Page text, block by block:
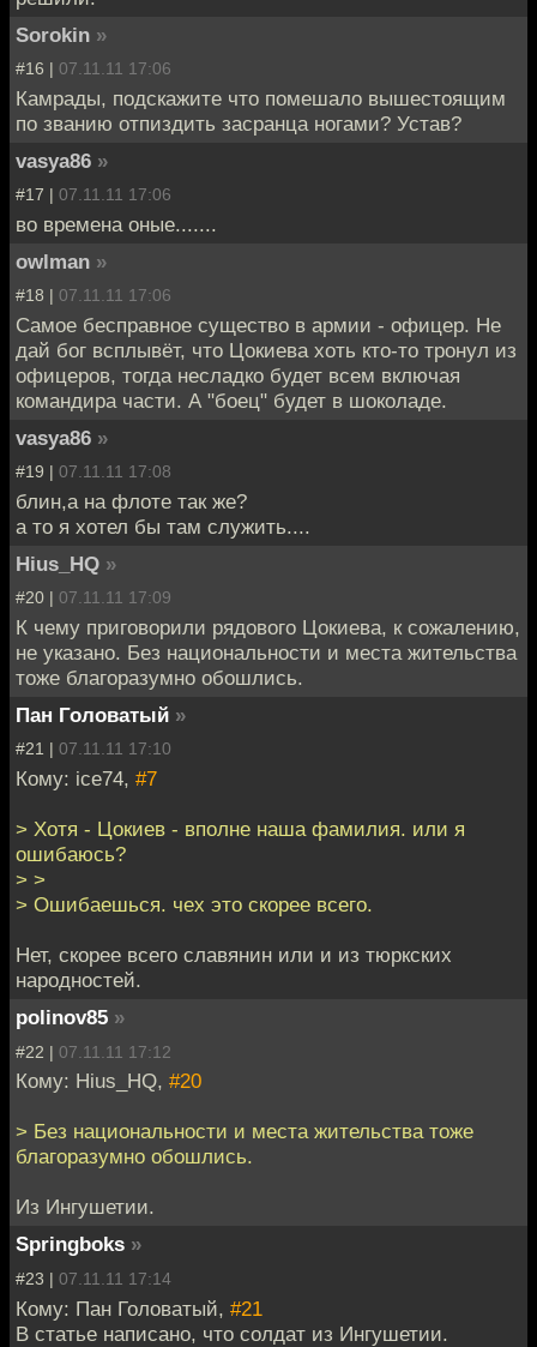
Sorokin »
#16 | 07.11.11 17:06
Камрады, подскажите что помешало вышестоящим
по званию отпиздить засранца ногами? Устав?
vasya86 »
#17 | 07.11.11 17:06
во времена оные.......
owlman »
#18 | 07.11.11 17:06
Самое бесправное существо в армии - офицер. Не
дай бог всплывёт, что Цокиева хоть кто-то тронул из
офицеров, тогда несладко будет всем включая
командира части. А "боец" будет в шоколаде.
vasya86 »
#19 | 07.11.11 17:08
блин,а на флоте так же?
а то я хотел бы там служить....
Hius_HQ »
#20 | 07.11.11 17:09
К чему приговорили рядового Цокиева, к сожалению,
не указано. Без национальности и места жительства
тоже благоразумно обошлись.
Пан Головатый »
#21 | 07.11.11 17:10
Кому: ice74, #7
> Хотя - Цокиев - вполне наша фамилия. или я
ошибаюсь?
> >
> Ошибаешься. чех это скорее всего.
Нет, скорее всего славянин или и из тюркских
народностей.
polinov85 »
#22 | 07.11.11 17:12
Кому: Hius_HQ, #20
> Без национальности и места жительства тоже
благоразумно обошлись.
Из Ингушетии.
Springboks »
#23 | 07.11.11 17:14
Кому: Пан Головатый, #21
В статье написано, что солдат из Ингушетии.